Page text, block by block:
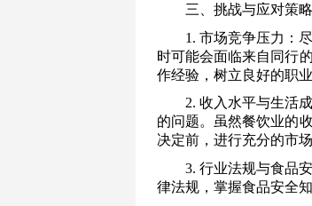
三、挑战与应对策略
1. 市场竞争压力：
时可能会面临来自同行
作经验，树立良好的职业
2. 收入水平与生活
的问题。虽然餐饮业的
决定前，进行充分的市
3. 行业法规与食品
律法规，掌握食品安全